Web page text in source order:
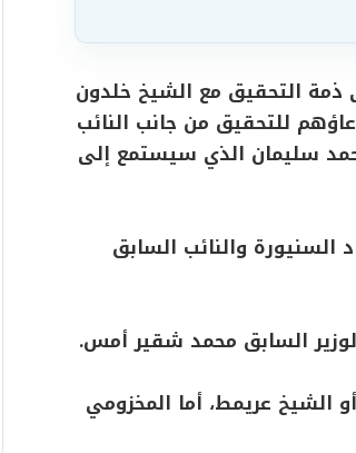
ذمة التحقيق مع الشيخ خلدون
للتحقيق من جانب النائب
محمد سليمان الذي سيستمع إلى
السنيورة والنائب السابق
السابق محمد شقير أمس.
الشيخ عريمط، أما المخزومي